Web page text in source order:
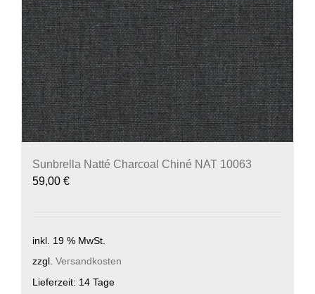
Sunbrella Natté Charcoal Chiné NAT 10063
59,00 €
inkl. 19 % MwSt.
zzgl. Versandkosten
Lieferzeit: 14 Tage